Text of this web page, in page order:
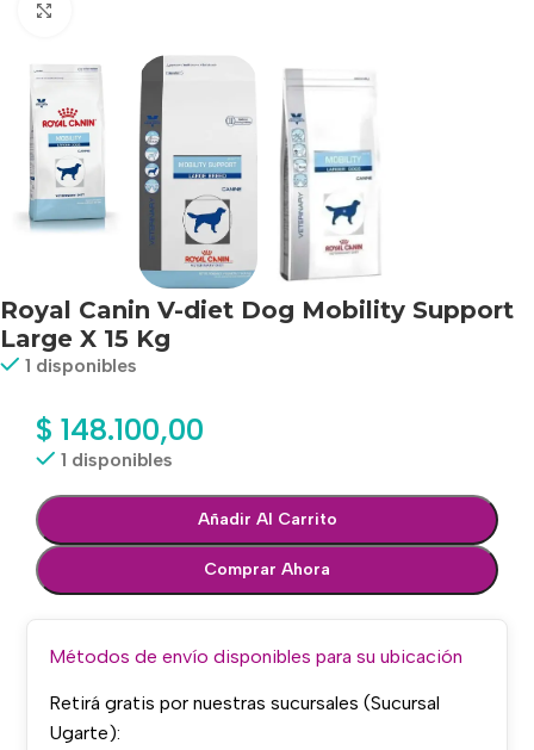
Royal Canin V-diet Dog Mobility Support
Large X 15 Kg
1 disponibles
$ 148.100,00
1 disponibles
Añadir Al Carrito
Comprar Ahora
Métodos de envío disponibles para su ubicación
Retirá gratis por nuestras sucursales (Sucursal
Ugarte):